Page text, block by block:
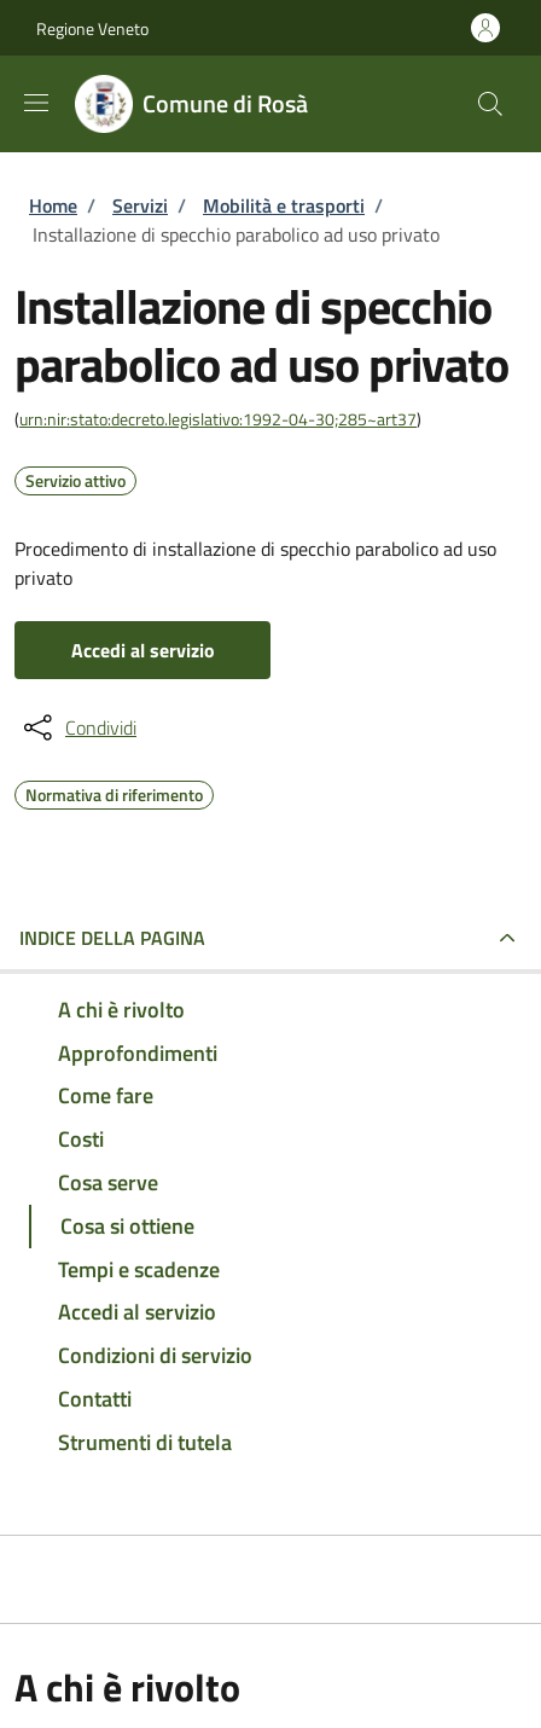
Regione Veneto
Comune di Rosà
Briciole di pane
Home / Servizi / Mobilità e trasporti /
Installazione di specchio parabolico ad uso privato
Installazione di specchio
parabolico ad uso privato
(urn:nir:stato:decreto.legislativo:1992-04-30;285~art37)
Servizio attivo
Procedimento di installazione di specchio parabolico ad uso
privato
Accedi al servizio
Condividi
Normativa di riferimento
INDICE DELLA PAGINA
A chi è rivolto
Approfondimenti
Come fare
Costi
Cosa serve
Cosa si ottiene
Tempi e scadenze
Accedi al servizio
Condizioni di servizio
Contatti
Strumenti di tutela
A chi è rivolto